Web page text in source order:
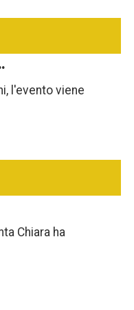
l'evento viene
Chiara ha